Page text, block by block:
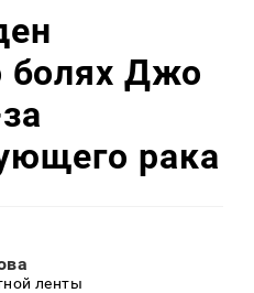
болях Джо
рака
ленты